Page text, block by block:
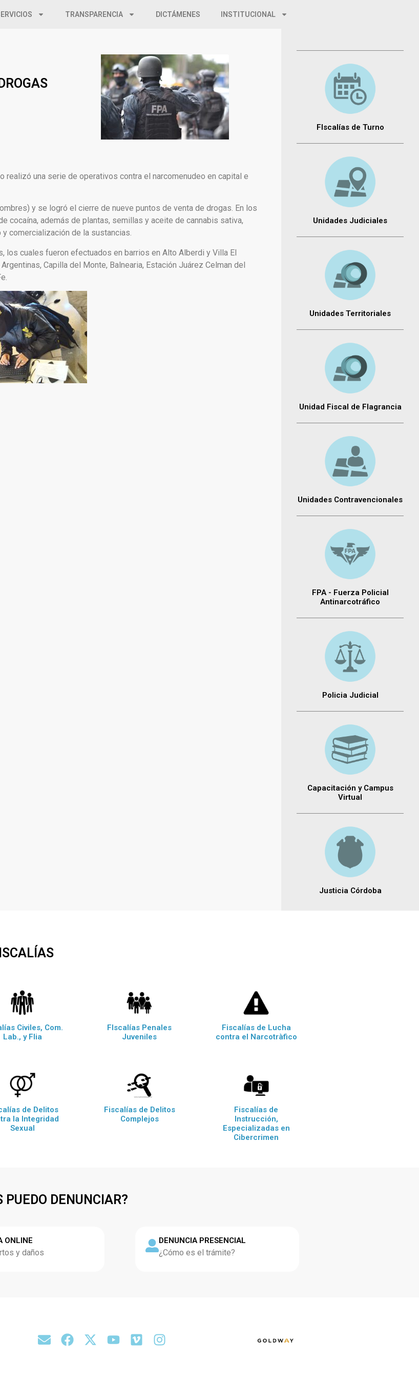
TRANSPARENCIA DICTÁMENES INSTITUCIONAL
realizó una serie de operativos contra el narcomenudeo en capital e
y se logró el cierre de nueve puntos de venta de drogas. En los
cocaína, además de plantas, semillas y aceite de cannabis sativa,
comercialización de la sustancias.
cuales fueron efectuados en barrios en Alto Alberdi y Villa El
Capilla del Monte, Balnearia, Estación Juárez Celman del
FIscalías de Turno
Unidades Judiciales
Unidades Territoriales
Unidad Fiscal de Flagrancia
Unidades Contravencionales
FPA - Fuerza Policial
Antinarcotráfico
Policia Judicial
Capacitación y Campus
Virtual
Justicia Córdoba
Civiles, Com.
Lab., y Flia
FIscalías Penales
Juveniles
Fiscalías de Lucha
contra el Narcotràfico
de Delitos
la Integridad
Sexual
Fiscalías de Delitos
Complejos
Fiscalías de
Instrucción,
Especializadas en
Cibercrimen
PUEDO DENUNCIAR?
ONLINE
y daños
DENUNCIA PRESENCIAL
¿Cómo es el trámite?